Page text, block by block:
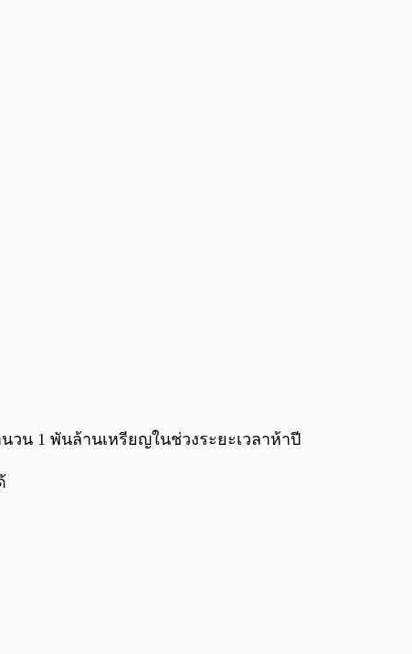
วน 1 พันล้านเหรียญในช่วงระยะเวลาห้าปี